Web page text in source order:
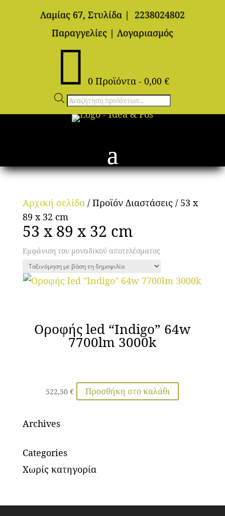
Λαμίας 67, Στυλίδα |
2238024802
Παραγγελίες | Λογαριασμός
 0 Προϊόντα - 0,00 €
Αναζήτηση
προϊόντων
Αρχική σελίδα/ Προϊόν Διαστάσεις / 53 x
89 x 32 cm
53 x 89 x 32 cm
Εμφάνιση του μοναδικού αποτελέσματος
Οροφής led “Indigo” 64w
7700lm 3000k
522,50€ Προσθήκη στο καλάθι
Archives
Categories
Χωρίς κατηγορία